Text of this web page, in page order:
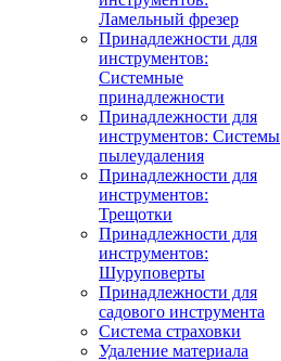
Ламельный фрезер
Принадлежности для
инструментов:
Системные
принадлежности
Принадлежности для
инструментов: Системы
пылеудаления
Принадлежности для
инструментов:
Трещотки
Принадлежности для
инструментов:
Шуруповерты
Принадлежности для
садового инструмента
Система страховки
Удаление материала